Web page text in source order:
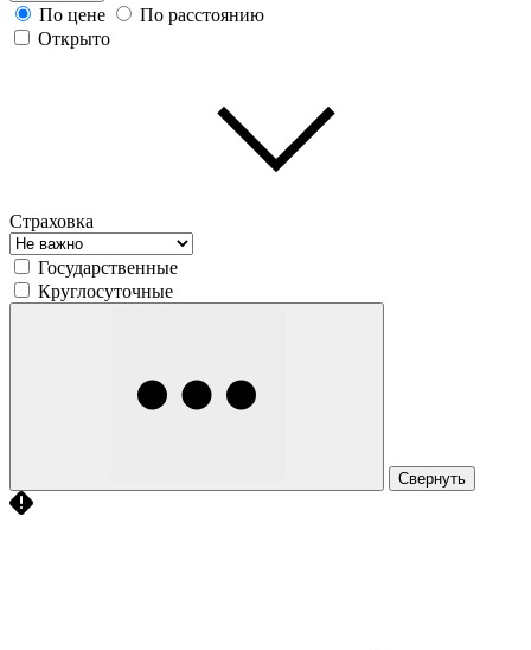
По цене
По расстоянию
Открыто
Страховка
Государственные
Круглосуточные
Свернуть